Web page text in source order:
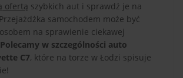
ofertą szybkich aut i sprawdź je na
samochodem może być
na sprawienie ciekawej
Polecamy w szczególności auto
C7, które na torze w Łodzi spisuje